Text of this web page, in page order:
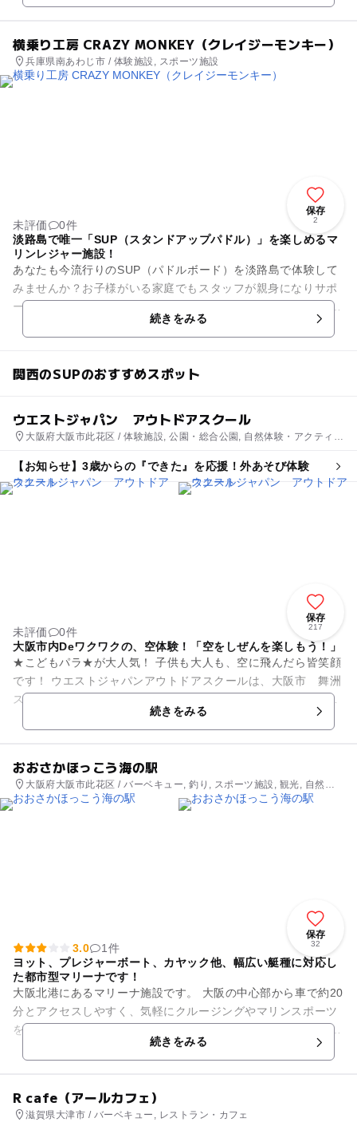
横乗り工房 CRAZY MONKEY（クレイジーモンキー）
兵庫県南あわじ市 / 体験施設, スポーツ施設
保存
2
未評価
0件
淡路島で唯一「SUP（スタンドアップパドル）」を楽しめるマ
リンレジャー施設！
あなたも今流行りのSUP（パドルボード）を淡路島で体験して
みませんか？お子様がいる家庭でもスタッフが親身になりサポ
ートしますのでご安心ください！ 水上さんぽを楽しんだり、ボ
続きをみる
関西のSUPのおすすめスポット
ウエストジャパン アウトドアスクール
大阪府大阪市此花区 / 体験施設, 公園・総合公園, 自然体験・アクティビ
【お知らせ】3歳からの『できた』を応援！外あそび体験
保存
217
未評価
0件
大阪市内Deワクワクの、空体験！「空をしぜんを楽しもう！」
★こどもパラ★が大人気！ 子供も大人も、空に飛んだら皆笑顔
です！ ウエストジャパンアウトドアスクールは、大阪市 舞洲
スポーツアイランドを中心に、パラグライダーやSUP・キャン
続きをみる
おおさかほっこう海の駅
大阪府大阪市此花区 / バーベキュー, 釣り, スポーツ施設, 観光, 自然体
験・アクティビティ
保存
32
3.0
1件
ヨット、プレジャーボート、カヤック他、幅広い艇種に対応し
た都市型マリーナです！
大阪北港にあるマリーナ施設です。 大阪の中心部から車で約20
分とアクセスしやすく、気軽にクルージングやマリンスポーツ
を楽しみに行けます。 艇契約をすればメンバーズカードの使用
続きをみる
R cafe（アールカフェ）
滋賀県大津市 / バーベキュー, レストラン・カフェ